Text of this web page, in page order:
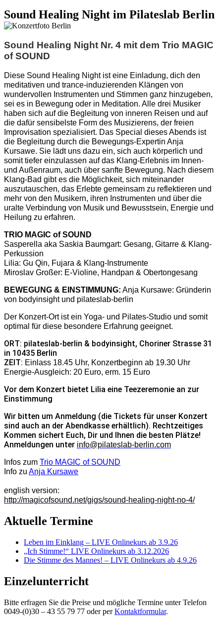
Sound Healing Night im Pilateslab Berlin
Sound Healing Night Nr. 4 mit dem Trio MAGIC
of SOUND
Diese Sound Healing Night ist eine Einladung, dich den
meditativen und trance-induzierenden Klängen von
wundervollen Instrumenten und Stimmen ganz hinzugeben,
sei es in Bewegung oder in Meditation. Alle drei Musiker
haben sich auf die Begleitung von inneren Reisen und auf
die dafür sensibelste Form des Musizierens, der freien
Improvisation spezialisiert. Das Special dieses Abends ist
die Begleitung durch die Bewegungs-Expertin Anja
Kursawe. Sie lädt uns dazu ein, sich auch körperlich und
somit tiefer einzulassen auf das Klang-Erlebnis im Innen-
und Außenraum, auch über sanfte Bewegung. Nach diesem
Klang-Bad gibt es die Möglichkeit, sich miteinander
auszutauschen, das Erlebte gemeinsam zu reflektieren und
mehr von den Musikern, ihren Instrumenten und über die
uralte Verbindung von Musik und Bewusstsein, Energie und
Heilung zu erfahren.
TRIO MAGIC of SOUND
Sasperella aka Saskia Baumgart: Gesang, Gitarre & Klang-
Perkussion
Lilia: Gu Qin, Fujara & Klang-Instrumente
Miroslav Großer: E-Violine, Handpan & Obertongesang
BEWEGUNG & EINSTIMMUNG: Anja Kursawe: Gründerin
von bodyinsight und pilateslab-berlin
Der Konzert-Ort ist ein Yoga- und Pilates-Studio und somit
optimal für diese besondere Erfahrung geeignet.
ORT: pilateslab-berlin & bodyinsight, Choriner Strasse 31
in 10435 Berlin
ZEIT: Einlass 18.45 Uhr, Konzertbeginn ab 19.30 Uhr
Energie-Ausgleich: 20 Euro, erm. 15 Euro
Vor dem Konzert bietet Lilia eine Teezeremonie an zur
Einstimmung
Wir bitten um Anmeldung (die Tickets für unser Konzert
sind auch an der Abendkasse erhältlich). Rechtzeitiges
Kommen sichert Euch, Dir und Ihnen die besten Plätze!
Anmeldungen unter info@pilateslab-berlin.com
Infos zum Trio MAGIC of SOUND
Info zu Anja Kursawe
english version:
http://magicofsound.net/gigs/sound-healing-night-no-4/
Aktuelle Termine
Leben im Einklang – LIVE Onlinekurs ab 3.9.26
„Ich Stimme!“ LIVE Onlinekurs ab 3.12.2026
Die Stimme des Mannes! – LIVE Onlinekurs ab 4.9.26
Einzelunterricht
Bitte erfragen Sie die Preise und mögliche Termine unter Telefon
0049-(0)30 – 43 55 79 77 oder perKontaktformular.